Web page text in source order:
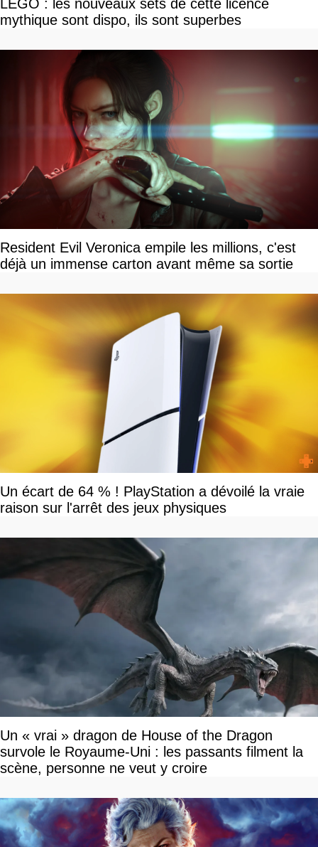
LEGO : les nouveaux sets de cette licence
mythique sont dispo, ils sont superbes
Resident Evil Veronica empile les millions, c'est
déjà un immense carton avant même sa sortie
Un écart de 64 % ! PlayStation a dévoilé la vraie
raison sur l'arrêt des jeux physiques
Un « vrai » dragon de House of the Dragon
survole le Royaume-Uni : les passants filment la
scène, personne ne veut y croire